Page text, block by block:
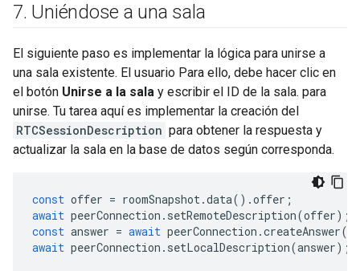
7. Uniéndose a una sala
El siguiente paso es implementar la lógica para unirse a
una sala existente. El usuario Para ello, debe hacer clic en
el botón Unirse a la sala y escribir el ID de la sala. para
unirse. Tu tarea aquí es implementar la creación del
RTCSessionDescription para obtener la respuesta y
actualizar la sala en la base de datos según corresponda.
const offer = roomSnapshot.data().offer ;
await peerConnection . setRemoteDescription(offer);
const answer = await peerConnection .createAnswer
await peerConnection . setLocalDescription(answer);